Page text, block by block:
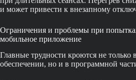
и может привести к внезапному
Ограничения и проблемы при
мобильное приложение
Главные трудности кроются не только
обеспечении, но и в программной